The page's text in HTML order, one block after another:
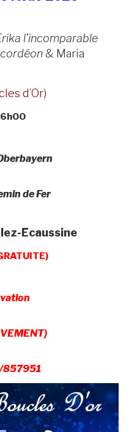
l’incomparable
& Maria
d’Or)
de Fer
Ecaussine
857951